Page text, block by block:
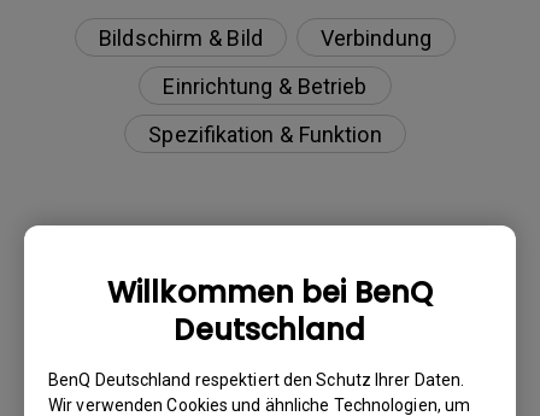
Willkommen bei BenQ
Deutschland
BenQ Deutschland respektiert den Schutz Ihrer Daten.
Wir verwenden Cookies und ähnliche Technologien, um
Bildschirm & Bild
Verbindung
Einrichtung & Betrieb
Spezifikation & Funktion
Warum kann mein BenQ-Monitor über ein
USB-C(Typ C)-Kabel nicht ordnungsgemäß
angezeigt werden?
Was ist Backlight Bleed oder Backlight